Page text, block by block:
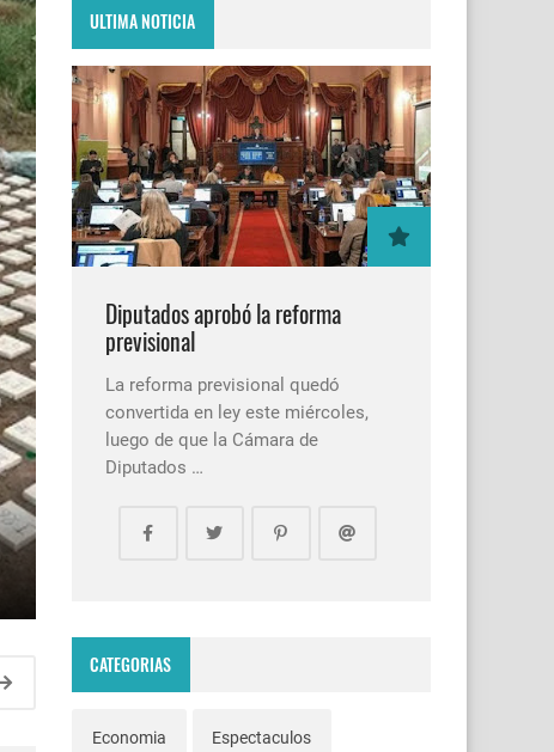
ULTIMA NOTICIA
Diputados aprobó la reforma
previsional
La reforma previsional quedó
convertida en ley este miércoles,
luego de que la Cámara de
Diputados …
CATEGORIAS
Economia Espectaculos